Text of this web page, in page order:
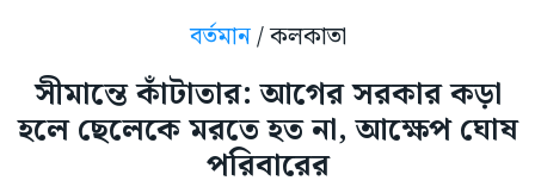
বর্তমান/ কলকাতা
সীমান্তে কাঁটাতার: আগের সরকার কড়া
হলে ছেলেকে মরতে হত না, আক্ষেপ ঘোষ
পরিবারের